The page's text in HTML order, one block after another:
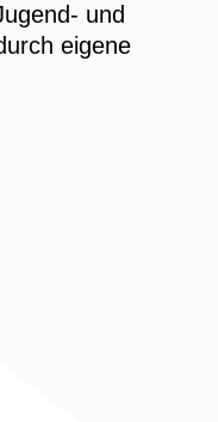
und
eigene